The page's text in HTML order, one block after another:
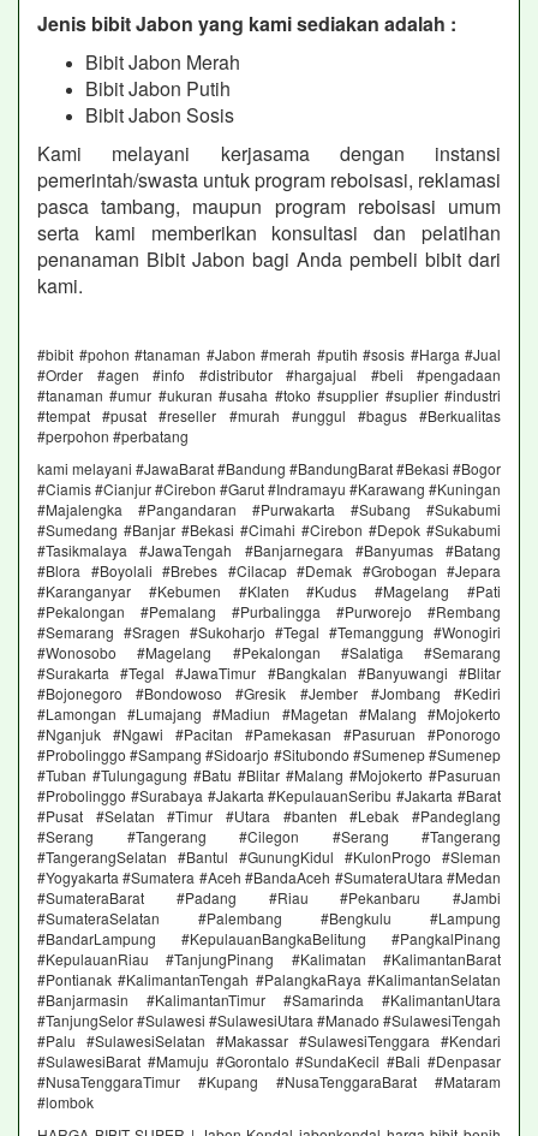
Jenis bibit Jabon yang kami sediakan adalah :
Bibit Jabon Merah
Bibit Jabon Putih
Bibit Jabon Sosis
Kami melayani kerjasama dengan instansi
pemerintah/swasta untuk program reboisasi, reklamasi
pasca tambang, maupun program reboisasi umum
serta kami memberikan konsultasi dan pelatihan
penanaman Bibit Jabon bagi Anda pembeli bibit dari
kami.
#bibit #pohon #tanaman #Jabon #merah #putih #sosis #Harga #Jual
#Order #agen #info #distributor #hargajual #beli #pengadaan
#tanaman #umur #ukuran #usaha #toko #supplier #suplier #industri
#tempat #pusat #reseller #murah #unggul #bagus #Berkualitas
#perpohon #perbatang
kami melayani #JawaBarat #Bandung #BandungBarat #Bekasi #Bogor
#Ciamis #Cianjur #Cirebon #Garut #Indramayu #Karawang #Kuningan
#Majalengka #Pangandaran #Purwakarta #Subang #Sukabumi
#Sumedang #Banjar #Bekasi #Cimahi #Cirebon #Depok #Sukabumi
#Tasikmalaya #JawaTengah #Banjarnegara #Banyumas #Batang
#Blora #Boyolali #Brebes #Cilacap #Demak #Grobogan #Jepara
#Karanganyar #Kebumen #Klaten #Kudus #Magelang #Pati
#Pekalongan #Pemalang #Purbalingga #Purworejo #Rembang
#Semarang #Sragen #Sukoharjo #Tegal #Temanggung #Wonogiri
#Wonosobo #Magelang #Pekalongan #Salatiga #Semarang
#Surakarta #Tegal #JawaTimur #Bangkalan #Banyuwangi #Blitar
#Bojonegoro #Bondowoso #Gresik #Jember #Jombang #Kediri
#Lamongan #Lumajang #Madiun #Magetan #Malang #Mojokerto
#Nganjuk #Ngawi #Pacitan #Pamekasan #Pasuruan #Ponorogo
#Probolinggo #Sampang #Sidoarjo #Situbondo #Sumenep #Sumenep
#Tuban #Tulungagung #Batu #Blitar #Malang #Mojokerto #Pasuruan
#Probolinggo #Surabaya #Jakarta #KepulauanSeribu #Jakarta #Barat
#Pusat #Selatan #Timur #Utara #banten #Lebak #Pandeglang
#Serang #Tangerang #Cilegon #Serang #Tangerang
#TangerangSelatan #Bantul #GunungKidul #KulonProgo #Sleman
#Yogyakarta #Sumatera #Aceh #BandaAceh #SumateraUtara #Medan
#SumateraBarat #Padang #Riau #Pekanbaru #Jambi
#SumateraSelatan #Palembang #Bengkulu #Lampung
#BandarLampung #KepulauanBangkaBelitung #PangkalPinang
#KepulauanRiau #TanjungPinang #Kalimatan #KalimantanBarat
#Pontianak #KalimantanTengah #PalangkaRaya #KalimantanSelatan
#Banjarmasin #KalimantanTimur #Samarinda #KalimantanUtara
#TanjungSelor #Sulawesi #SulawesiUtara #Manado #SulawesiTengah
#Palu #SulawesiSelatan #Makassar #SulawesiTenggara #Kendari
#SulawesiBarat #Mamuju #Gorontalo #SundaKecil #Bali #Denpasar
#NusaTenggaraTimur #Kupang #NusaTenggaraBarat #Mataram
#lombok